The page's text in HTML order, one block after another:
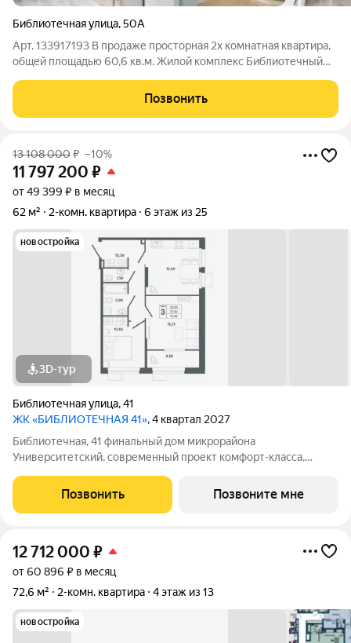
Библиотечная улица,50А
Арт. 133917193 В продаже просторная 2х комнатная квартира,
общей площадью 60,6 кв.м. Жилой комплекс Библиотечный
Екатеринбурга по адресу: ул. Библиотечная, д. 50А, на 17 этаже
18 этажном доме.
Позвонить
13 108 000₽ –10%
11 797 200 ₽
от 49 399 ₽ в месяц
62 м²
2-комн. квартира 6 этаж из 25
новостройка
3D-тур
Библиотечная улица,41
ЖК «БИБЛИОТЕЧНАЯ 41», 4 квартал 2027
Библиотечная, 41 финальный дом микрорайона
Университетский, современный проект комфорт-класса,
«Первостроитель». Дом органично вписался в микрорайон,
став его естественным продолжением и унаследовав все
Позвонить Позвоните мне
12 712 000 ₽
от 60 896 ₽ в месяц
72,6 м²
2-комн. квартира 4 этаж из 13
новостройка